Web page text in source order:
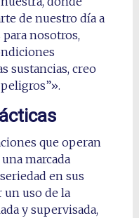
de nuestro día a
nosotros,
sustancias, creo
que operan
marcada
en sus
uso de la
y supervisada,